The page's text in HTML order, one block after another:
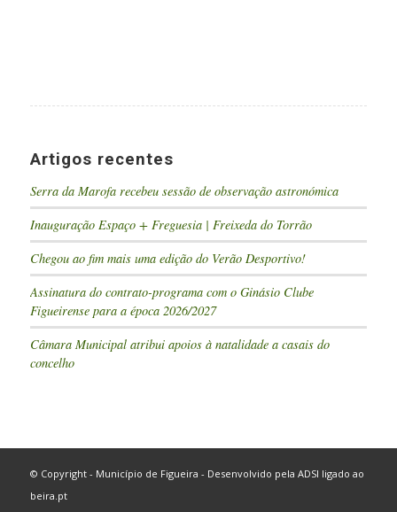
Artigos recentes
Serra da Marofa recebeu sessão de observação astronómica
Inauguração Espaço + Freguesia | Freixeda do Torrão
Chegou ao fim mais uma edição do Verão Desportivo!
Assinatura do contrato-programa com o Ginásio Clube
Figueirense para a época 2026/2027
Câmara Municipal atribui apoios à natalidade a casais do
concelho
© Copyright - Município de Figueira - Desenvolvido pela ADSI ligado ao
beira.pt